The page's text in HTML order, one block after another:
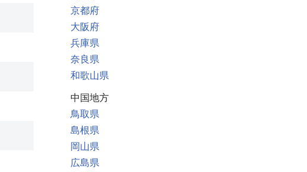
京都府
大阪府
兵庫県
奈良県
和歌山県
中国地方
鳥取県
島根県
岡山県
広島県